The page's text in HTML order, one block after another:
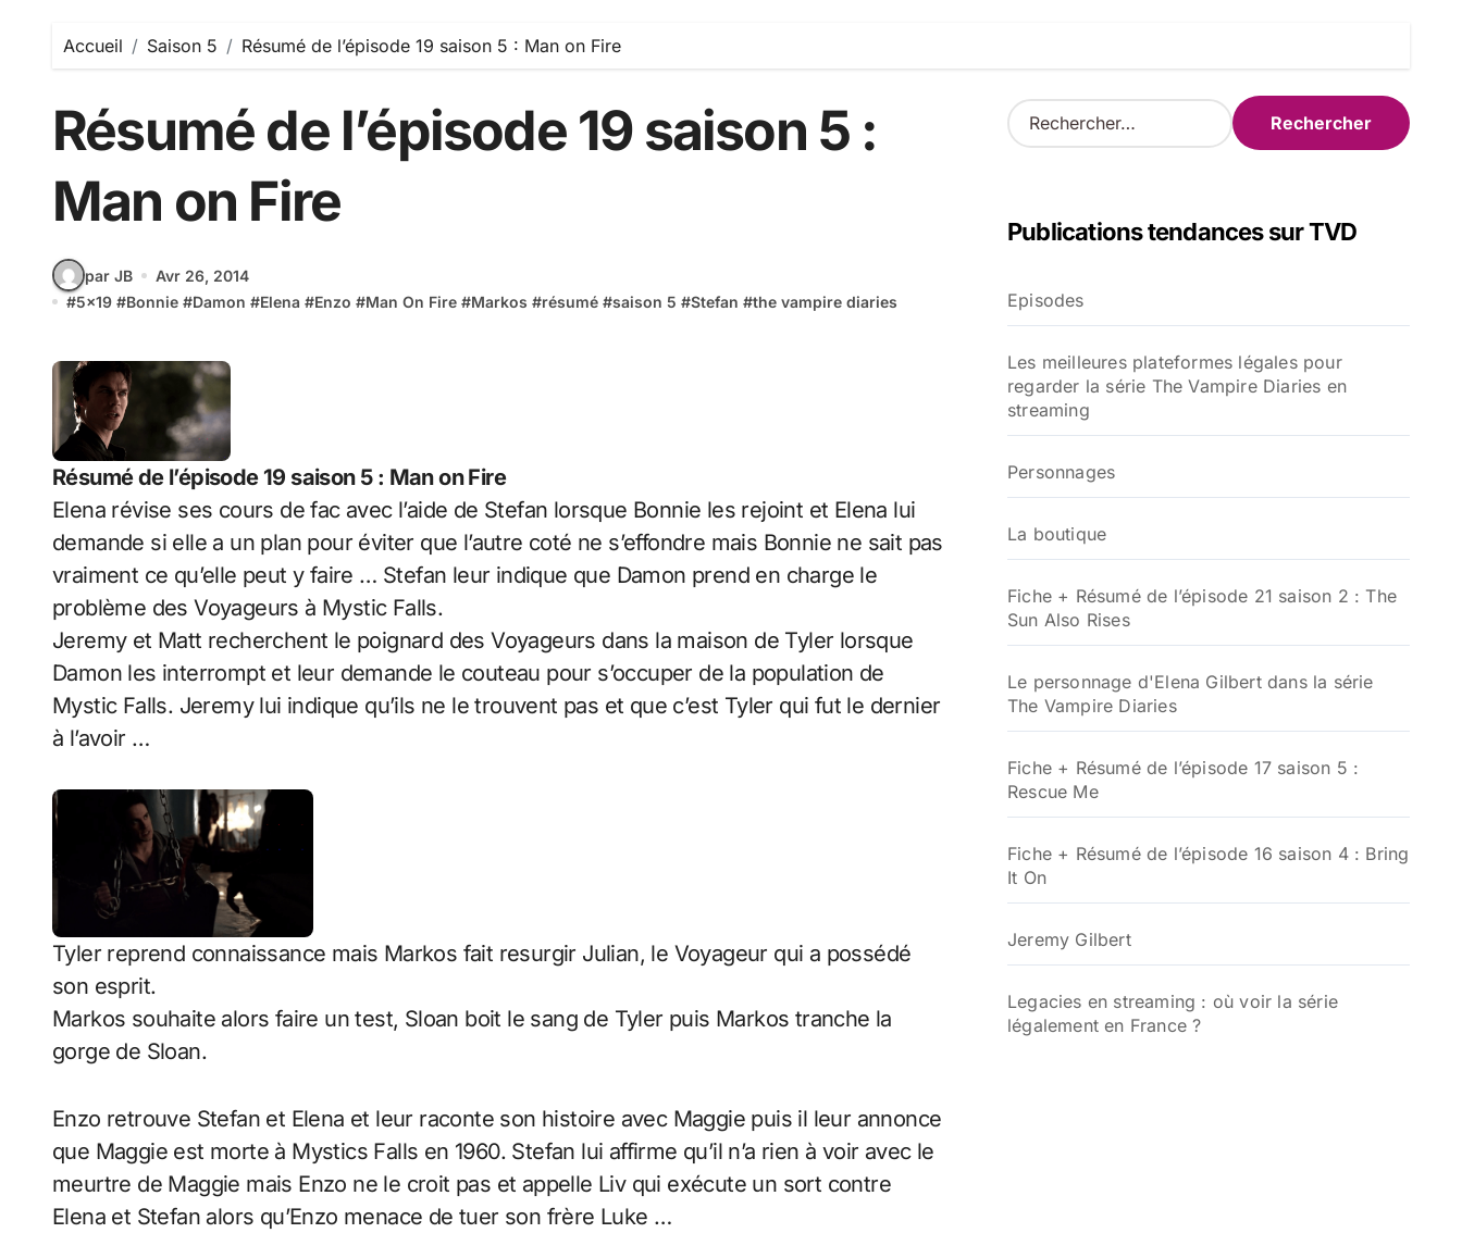
Accueil Saison 5 Résumé de l’épisode 19 saison 5 : Man on Fire
Résumé de l’épisode 19 saison 5 :
Man on Fire
par JB
Avr 26, 2014
#5x19 #Bonnie #Damon #Elena #Enzo #Man On Fire #Markos #résumé #saison 5 #Stefan #the vampire diaries
Résumé de l’épisode 19 saison 5 : Man on Fire
Elena révise ses cours de fac avec l’aide de Stefan lorsque Bonnie les rejoint et Elena lui
demande si elle a un plan pour éviter que l’autre coté ne s’effondre mais Bonnie ne sait pas
vraiment ce qu’elle peut y faire … Stefan leur indique que Damon prend en charge le
problème des Voyageurs à Mystic Falls.
Jeremy et Matt recherchent le poignard des Voyageurs dans la maison de Tyler lorsque
Damon les interrompt et leur demande le couteau pour s’occuper de la population de
Mystic Falls. Jeremy lui indique qu’ils ne le trouvent pas et que c’est Tyler qui fut le dernier
à l’avoir …
Tyler reprend connaissance mais Markos fait resurgir Julian, le Voyageur qui a possédé
son esprit.
Markos souhaite alors faire un test, Sloan boit le sang de Tyler puis Markos tranche la
gorge de Sloan.
Enzo retrouve Stefan et Elena et leur raconte son histoire avec Maggie puis il leur annonce
que Maggie est morte à Mystics Falls en 1960. Stefan lui affirme qu’il n’a rien à voir avec le
meurtre de Maggie mais Enzo ne le croit pas et appelle Liv qui exécute un sort contre
Elena et Stefan alors qu’Enzo menace de tuer son frère Luke …
R
e
r
e
r
:
Publications tendances sur TVD
Episodes
Les meilleures plateformes légales pour
regarder la série The Vampire Diaries en
streaming
Personnages
La boutique
Fiche + Résumé de l’épisode 21 saison 2 : The
Sun Also Rises
Le personnage d'Elena Gilbert dans la série
The Vampire Diaries
Fiche + Résumé de l’épisode 17 saison 5 :
Rescue Me
Fiche + Résumé de l’épisode 16 saison 4 : Bring
It On
Jeremy Gilbert
Legacies en streaming : où voir la série
légalement en France ?